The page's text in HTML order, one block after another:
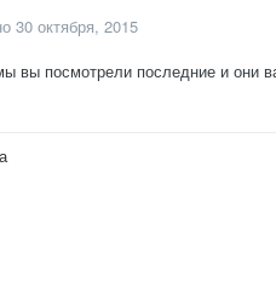
30 октября, 2015
вы посмотрели последние и они